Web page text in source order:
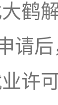
鹤
请
许